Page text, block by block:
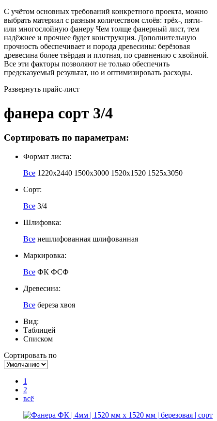
С учётом основных требований конкретного проекта, можно
выбрать материал с разным количеством слоёв: трёх-, пяти-
или многослойную фанеру Чем толще фанерный лист, тем
надёжнее и прочнее будет конструкция. Дополнительную
прочность обеспечивает и порода древесины: берёзовая
древесина более твёрдая и плотная, по сравнению с хвойной.
Все эти факторы позволяют не только обеспечить
предсказуемый результат, но и оптимизировать расходы.
Развернуть прайс-лист
фанера сорт 3/4
Сортировать по параметрам:
Формат листа:
Все 1220х2440 1500х3000 1520х1520 1525х3050
Сорт:
Все 3/4
Шлифовка:
Все нешлифованная шлифованная
Маркировка:
Все ФК ФСФ
Древесина:
Все береза хвоя
Вид:
Таблицей
Списком
Сортировать по
1
2
всё